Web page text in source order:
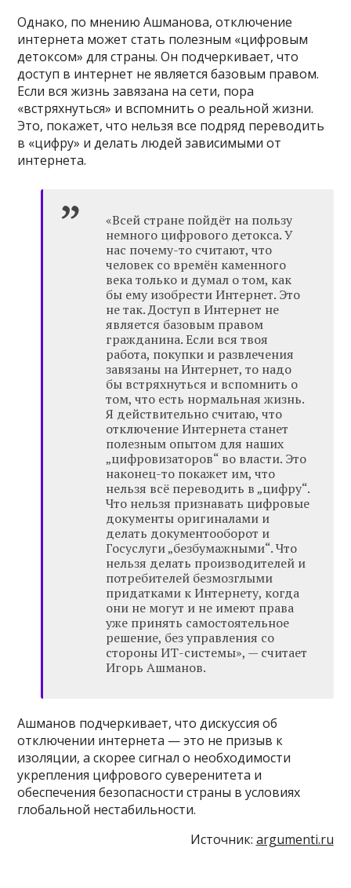
Однако, по мнению Ашманова, отключение
интернета может стать полезным «цифровым
детоксом» для страны. Он подчеркивает, что
доступ в интернет не является базовым правом.
Если вся жизнь завязана на сети, пора
«встряхнуться» и вспомнить о реальной жизни.
Это, покажет, что нельзя все подряд переводить
в «цифру» и делать людей зависимыми от
интернета.
«Всей стране пойдёт на пользу
немного цифрового детокса. У
нас почему-то считают, что
человек со времён каменного
века только и думал о том, как
бы ему изобрести Интернет. Это
не так. Доступ в Интернет не
является базовым правом
гражданина. Если вся твоя
работа, покупки и развлечения
завязаны на Интернет, то надо
бы встряхнуться и вспомнить о
том, что есть нормальная жизнь.
Я действительно считаю, что
отключение Интернета станет
полезным опытом для наших
„цифровизаторов“ во власти. Это
наконец-то покажет им, что
нельзя всё переводить в „цифру“.
Что нельзя признавать цифровые
документы оригиналами и
делать документооборот и
Госуслуги „безбумажными“. Что
нельзя делать производителей и
потребителей безмозглыми
придатками к Интернету, когда
они не могут и не имеют права
уже принять самостоятельное
решение, без управления со
стороны ИТ-системы», — считает
Игорь Ашманов.
Ашманов подчеркивает, что дискуссия об
отключении интернета — это не призыв к
изоляции, а скорее сигнал о необходимости
укрепления цифрового суверенитета и
обеспечения безопасности страны в условиях
глобальной нестабильности.
Источник: argumenti.ru